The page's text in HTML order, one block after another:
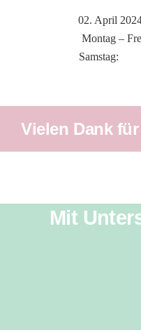
02. April
Montag –
Vielen Dank
Mit